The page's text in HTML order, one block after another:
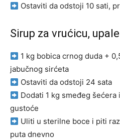
Ostaviti da odstoji 10 sati,
Sirup za vrućicu,
1 kg bobica crnog duda +
jabučnog sirćeta
Ostaviti da odstoji 24 sata
Dodati 1 kg smeđeg
gustoće
Uliti u sterilne boce i piti
puta dnevno